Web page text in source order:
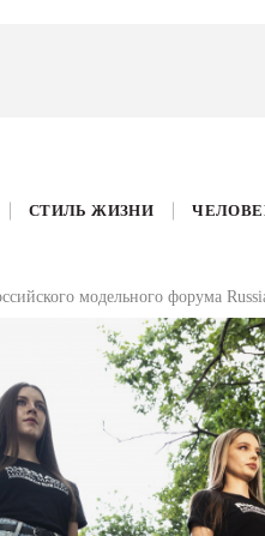
СТИЛЬ ЖИЗНИ
модельного форума